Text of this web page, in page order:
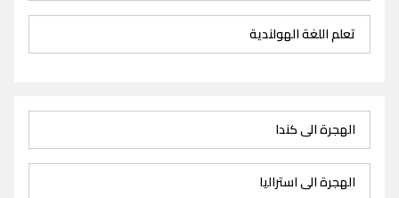
تعلم اللغة الهولندية
الهجرة الى كندا
الهجرة الى استراليا